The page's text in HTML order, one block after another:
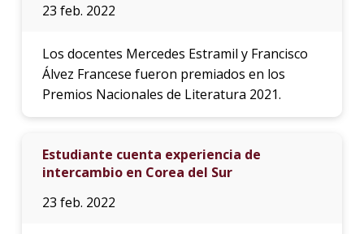
23 feb. 2022
Los docentes Mercedes Estramil y Francisco
Álvez Francese fueron premiados en los
Premios Nacionales de Literatura 2021.
Estudiante cuenta experiencia de
intercambio en Corea del Sur
23 feb. 2022